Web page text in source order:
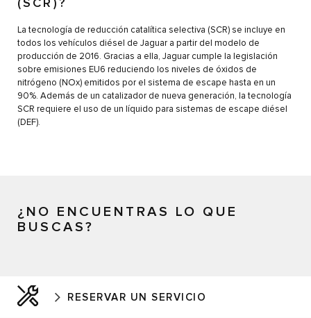
(SCR)?
La tecnología de reducción catalítica selectiva (SCR) se incluye en
todos los vehículos diésel de Jaguar a partir del modelo de
producción de 2016. Gracias a ella, Jaguar cumple la legislación
sobre emisiones EU6 reduciendo los niveles de óxidos de
nitrógeno (NOx) emitidos por el sistema de escape hasta en un
90%. Además de un catalizador de nueva generación, la tecnología
SCR requiere el uso de un líquido para sistemas de escape diésel
(DEF).
¿NO ENCUENTRAS LO QUE
BUSCAS?
RESERVAR UN SERVICIO